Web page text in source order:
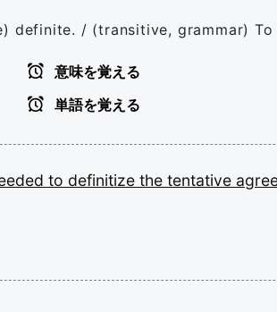
definite. / (transitive, grammar)
意味を覚える
単語を覚える
to definitize the tentative